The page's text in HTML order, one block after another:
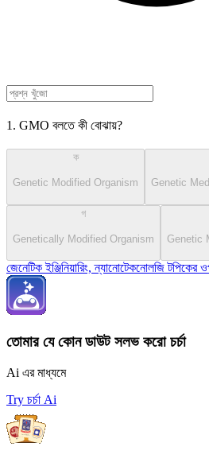
1. GMO বলতে কী বোঝায়?
ক
Genetic Modified Organism Genetic
গ
Genetically Modified Organism Genetic
জেনেটিক ইঞ্জিনিয়ারিং, ন্যানোটেকনোলজি টপিকের
তোমার যে কোন ডাউট সলভ করো চর্চা
Ai এর মাধ্যমে
Try চর্চা Ai